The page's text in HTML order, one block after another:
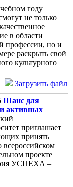
году
не только
в области
профессии, но и
раскрыть свой
культурного
Загрузить файл
Шанс для
активных
приглашает
принять
всероссийском
проекте
УСПЕХА –